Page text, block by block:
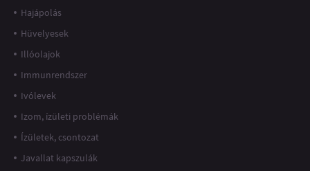
Hajápolás
Hüvelyesek
Illóolajok
Immunrendszer
Ivólevek
Izom, ízületi problémák
Ízületek, csontozat
Javallat kapszulák